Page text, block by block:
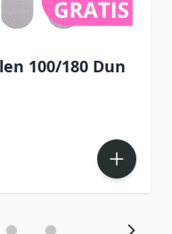
100/180 Dun